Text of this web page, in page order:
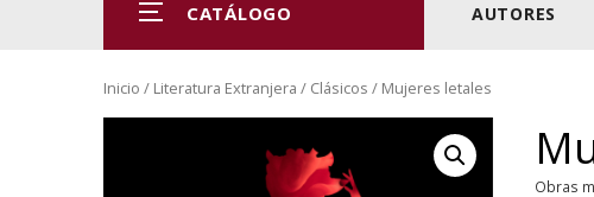
CATÁLOGO AUTORES
Inicio / Literatura Extranjera / Clásicos / Mujeres letales
Obras